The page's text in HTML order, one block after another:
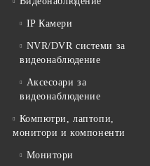
IP Камери
NVR/DVR системи за
видеонаблюдение
Аксесоари за
видеонаблюдение
Компютри, лаптопи,
монитори и компоненти
Монитори